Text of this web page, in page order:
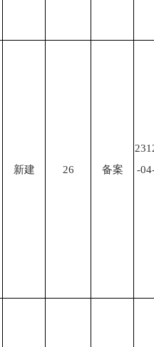
新建 26 备案
-